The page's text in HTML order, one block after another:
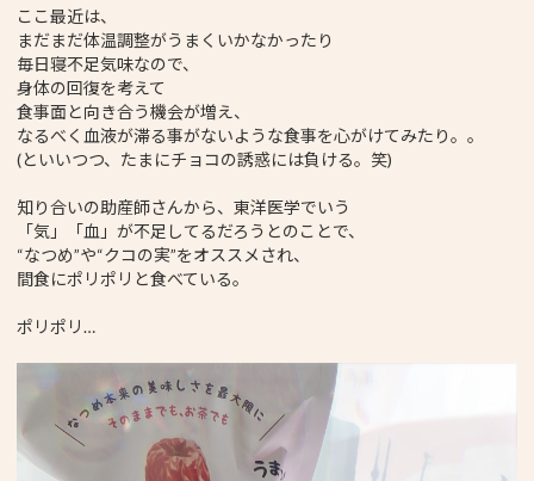
ここ最近は、
まだまだ体温調整がうまくいかなかったり
毎日寝不足気味なので、
身体の回復を考えて
食事面と向き合う機会が増え、
なるべく血液が滞る事がないような食事を心がけてみたり。。
(といいつつ、たまにチョコの誘惑には負ける。笑)
知り合いの助産師さんから、東洋医学でいう
「気」「血」が不足してるだろうとのことで、
“なつめ”や“クコの実”をオススメされ、
間食にポリポリと食べている。
ポリポリ…